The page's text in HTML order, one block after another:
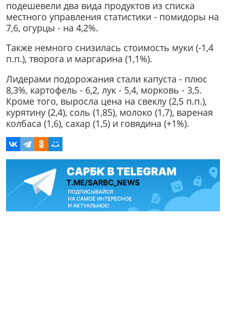
подешевели два вида продуктов из списка
местного управления статистики - помидоры на
7,6, огурцы - на 4,2%.
Также немного снизилась стоимость муки (-1,4
п.п.), творога и маргарина (1,1%).
Лидерами подорожания стали капуста - плюс
8,3%, картофель - 6,2, лук - 5,4, морковь - 3,5.
Кроме того, выросла цена на свеклу (2,5 п.п.),
курятину (2,4), соль (1,85), молоко (1,7), вареная
колбаса (1,6), сахар (1,5) и говядина (+1%).